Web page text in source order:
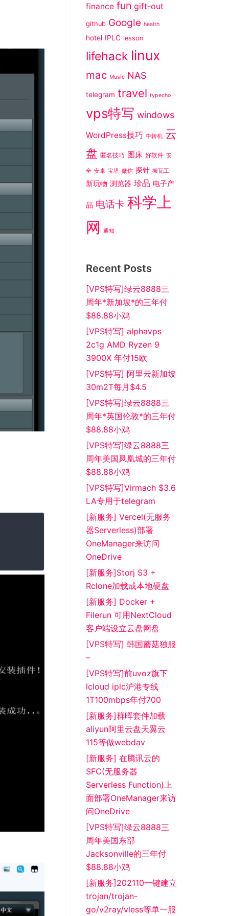
finance fun gift-out
github Google health
hotel IPLC lesson
lifehack linux
mac Music NAS
telegram travel typecho
vps特写 windows
WordPress技巧 中转机 云
盘 匿名技巧 图床 好软件 安
全 安卓 宝塔 微信 探针 搬瓦工
新玩物 浏览器 珍品 电子产
品 电话卡 科学上
网
通知
Recent Posts
[VPS特写]绿云8888三
周年*新加坡*的三年付
$88.88小鸡
[VPS特写] alphavps
2c1g AMD Ryzen 9
3900X 年付15欧
[VPS特写] 阿里云新加坡
30m2T每月$4.5
[VPS特写]绿云8888三
周年*英国伦敦*的三年付
$88.88小鸡
[VPS特写]绿云8888三
周年美国凤凰城的三年付
$88.88小鸡
[VPS特写]Virmach $3.6
LA专用于telegram
[新服务] Vercel(无服务
器Serverless)部署
OneManager来访问
OneDrive
[新服务]Storj S3 +
Rclone加载成本地硬盘
[新服务] Docker +
Filerun 可用NextCloud
客户端设立云盘网盘
[VPS特写] 韩国蘑菇独服
–
[VPS特写]前uvoz旗下
lcloud iplc沪港专线
1T100mbps年付700
[新服务]群晖套件加载
aliyun阿里云盘天翼云
115等做webdav
[新服务] 在腾讯云的
SFC(无服务器
Serverless Function)上
面部署OneManager来访
问OneDrive
[VPS特写]绿云8888三
周年美国东部
Jacksonville的三年付
$88.88小鸡
[新服务]202110一键建立
trojan/trojan-
go/v2ray/vless等单一服